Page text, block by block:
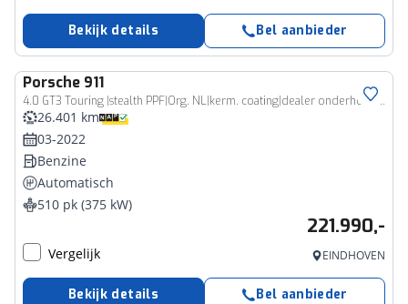
Bekijk details Bel aanbieder
Porsche 911
4.0 GT3 Touring |stealth PPF|Org. NL|kerm. coating|dealer onderhouden|lift|sport chrono|18-voudig|Bose|stoelverwarming|
26.401 km
03-2022
Benzine
Automatisch
510 pk (375 kW)
221.990,-
Vergelijk EINDHOVEN
Bekijk details Bel aanbieder